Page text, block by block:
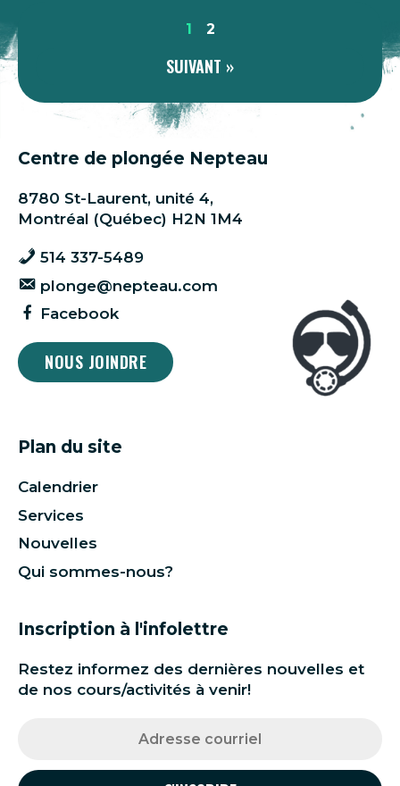
1 2
SUIVANT »
Centre de plongée Nepteau
8780 St-Laurent, unité 4,
Montréal (Québec) H2N 1M4
514 337-5489
plonge@nepteau.com
Facebook
NOUS JOINDRE
Plan du site
Calendrier
Services
Nouvelles
Qui sommes-nous?
Inscription à l'infolettre
Restez informez des dernières nouvelles et
de nos cours/activités à venir!